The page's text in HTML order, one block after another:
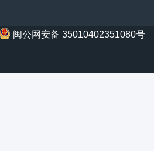
闽公网安备 35010402351080号